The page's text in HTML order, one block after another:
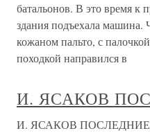
батальонов. В это время к
здания подъехала машина.
кожаном пальто, с
походкой направился в
И. ЯСАКОВ
И. ЯСАКОВ ПОСЛЕДНИЕ